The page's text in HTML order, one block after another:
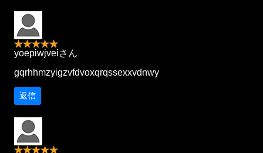
yoepiwjveiさん
gqrhhmzyigzvfdvoxqrqssexxvdnwy
返信